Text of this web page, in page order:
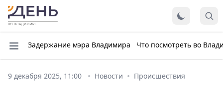
Задержание мэра Владимира Что посмотреть во
9 декабря 2025, 11:00 Новости Происшествия